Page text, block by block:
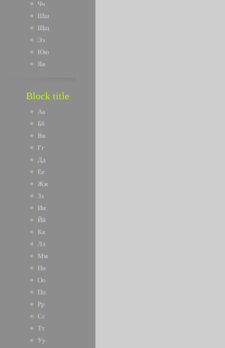
Чч
Шш
Щщ
Ээ
Юю
Яя
Block title
Аа
Бб
Вв
Гг
Дд
Ее
Жж
Зз
Ии
Йй
Кк
Лл
Мм
Нн
Оо
Пп
Рр
Сс
Тт
Уу